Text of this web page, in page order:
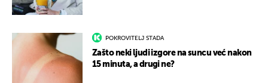
POKROVITELJ STADA
Zašto neki ljudi izgore na suncu već nakon
15 minuta, a drugi ne?